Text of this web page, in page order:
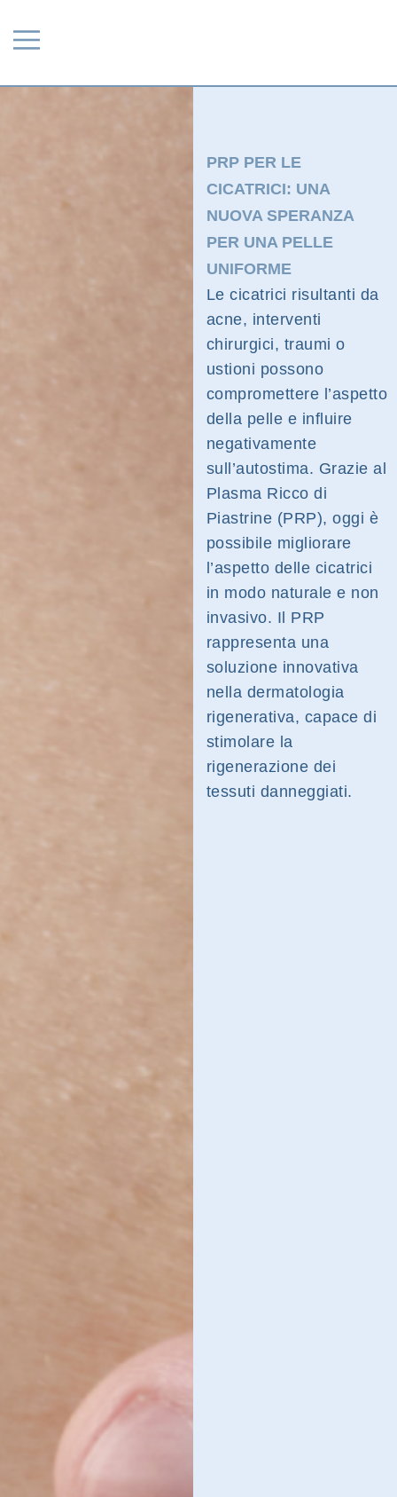
PRP PER LE
CICATRICI: UNA
NUOVA SPERANZA
PER UNA PELLE
UNIFORME
Le cicatrici risultanti da
acne, interventi
chirurgici, traumi o
ustioni possono
compromettere l’aspetto
della pelle e influire
negativamente
sull’autostima. Grazie al
Plasma Ricco di
Piastrine (PRP), oggi è
possibile migliorare
l’aspetto delle cicatrici
in modo naturale e non
invasivo. Il PRP
rappresenta una
soluzione innovativa
nella dermatologia
rigenerativa, capace di
stimolare la
rigenerazione dei
tessuti danneggiati.